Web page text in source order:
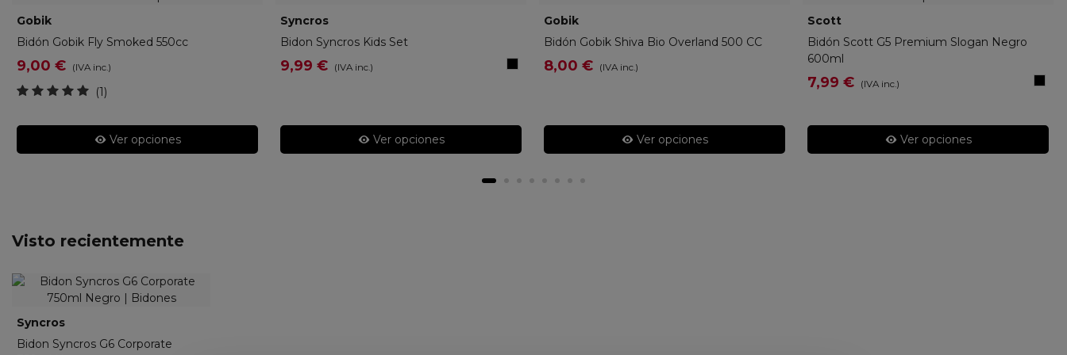
Gobik
Bidón Gobik Fly Smoked 550cc
9,00 € (IVA inc.)
(1)
Ver opciones
Syncros
Bidon Syncros Kids Set
9,99 € (IVA inc.) Negro
Ver opciones
Gobik
Bidón Gobik Shiva Bio Overland 500 CC
8,00 € (IVA inc.)
Ver opciones
Scott
Bidón Scott G5 Premium Slogan Negro
600ml
7,99 € (IVA inc.)
Ver opciones
Visto recientemente
Syncros
Bidon Syncros G6 Corporate